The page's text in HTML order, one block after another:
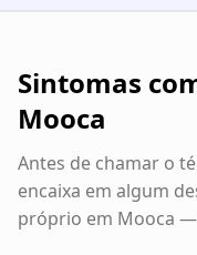
Sintomas
Mooca
Antes de chamar o
encaixa em algum
próprio em Mooca —